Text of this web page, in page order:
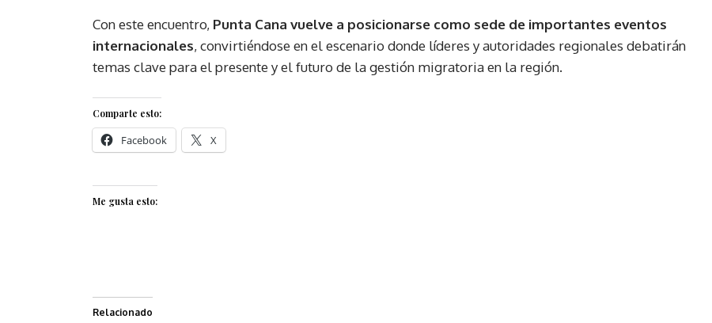
Con este encuentro, Punta Cana vuelve a posicionarse como sede de importantes eventos
internacionales, convirtiéndose en el escenario donde líderes y autoridades regionales debatirán
temas clave para el presente y el futuro de la gestión migratoria en la región.
Comparte esto:
Facebook X
Me gusta esto:
Relacionado